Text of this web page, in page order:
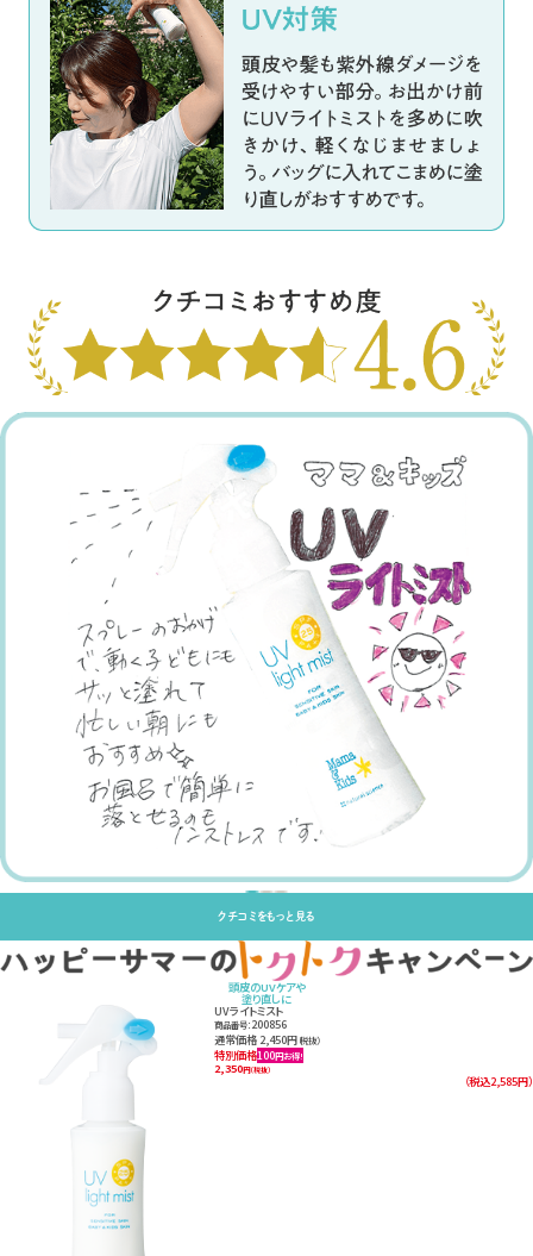
クチコミをもっと見る
頭皮のUVケアや
塗り直しに
UVライトミスト
商品番号：200856
通常価格 2,450円 （税抜）
特別価格100円お得!
2,350円（税抜）
（税込2,585円）